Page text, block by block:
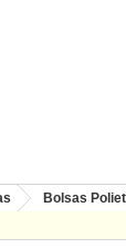
Bolsas